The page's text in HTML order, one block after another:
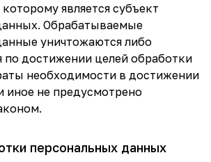
является субъект
Обрабатываемые
уничтожаются либо
по достижении целей обработки
необходимости в достижении
иное не предусмотрено
персональных данных